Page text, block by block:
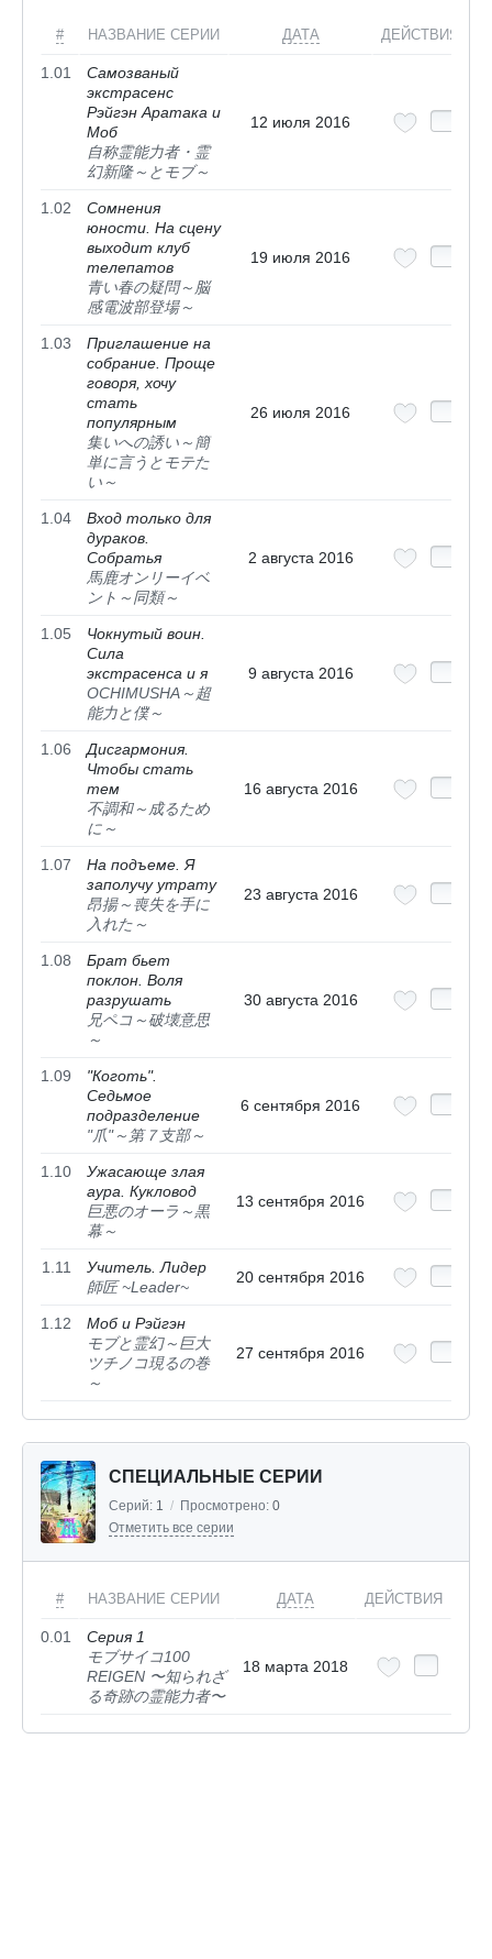
# НАЗВАНИЕ СЕРИИ ДАТА ДЕЙСТВИЯ
1.01
Самозваный
экстрасенс
Рэйгэн Аратака и
Моб
自称霊能力者・霊
幻新隆～とモブ～
12 июля 2016
1.02
Сомнения
юности. На сцену
выходит клуб
телепатов
青い春の疑問～脳
感電波部登場～
19 июля 2016
1.03
Приглашение на
собрание. Проще
говоря, хочу
стать
популярным
集いへの誘い～簡
単に言うとモテた
い～
26 июля 2016
1.04
Вход только для
дураков.
Собратья
馬鹿オンリーイベ
ント～同類～
2 августа 2016
1.05
Чокнутый воин.
Сила
экстрасенса и я
OCHIMUSHA～超
能力と僕～
9 августа 2016
1.06
Дисгармония.
Чтобы стать
тем
不調和～成るため
に～
16 августа 2016
1.07
На подъеме. Я
заполучу утрату
昂揚～喪失を手に
入れた～
23 августа 2016
1.08
Брат бьет
поклон. Воля
разрушать
兄ペコ～破壊意思
～
30 августа 2016
1.09
"Коготь".
Седьмое
подразделение
"爪"～第７支部～
6 сентября 2016
1.10
Ужасающе злая
аура. Кукловод
巨悪のオーラ～黒
幕～
13 сентября 2016
1.11
Учитель. Лидер
師匠 ~Leader~
20 сентября 2016
1.12
Моб и Рэйгэн
モブと霊幻～巨大
ツチノコ現るの巻
～
27 сентября 2016
СПЕЦИАЛЬНЫЕ СЕРИИ
Серий: 1 / Просмотрено: 0
Отметить все серии
# НАЗВАНИЕ СЕРИИ ДАТА ДЕЙСТВИЯ
0.01
Серия 1
モブサイコ100
REIGEN 〜知られざ
る奇跡の霊能力者〜
18 марта 2018